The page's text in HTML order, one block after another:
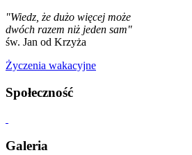
"Wiedz, że dużo więcej może
dwóch razem niż jeden sam"
św. Jan od Krzyża
Życzenia wakacyjne
Społeczność
Galeria